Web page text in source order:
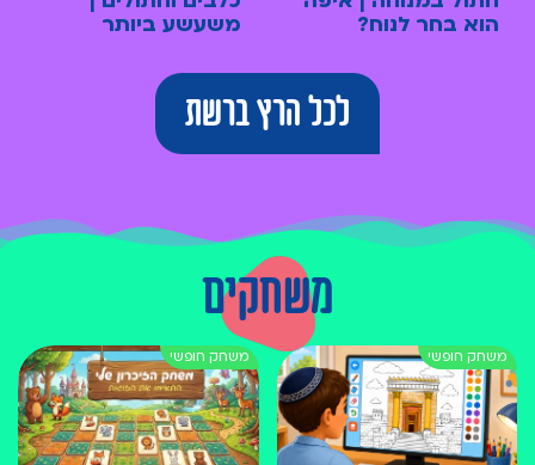
הוא בחר לנוח?
משעשע ביותר
לכל הרץ ברשת
משחקים